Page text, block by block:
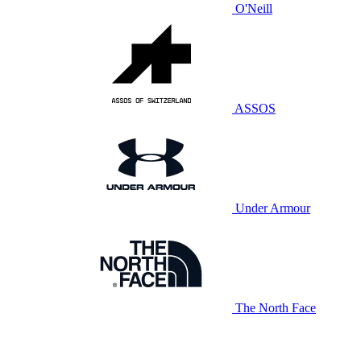
O'Neill
ASSOS
Under Armour
The North Face